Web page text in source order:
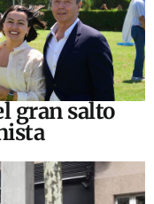
gran salto